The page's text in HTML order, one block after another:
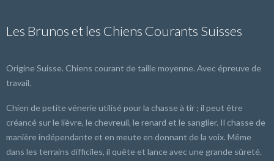
Les Brunos et les Chiens Courants Suisses
Origine Suisse. Chiens courant de taille moyenne. Avec épreuve de
travail.
Chien de petite vénerie utilisé pour la chasse à tir ; il peut être
créancé sur le lièvre, le chevreuil, le renard et le sanglier. Il chasse de
manière indépendante et en meute en donnant de la voix. Même
dans les terrains difficiles, il quête et lance avec une grande sûreté.